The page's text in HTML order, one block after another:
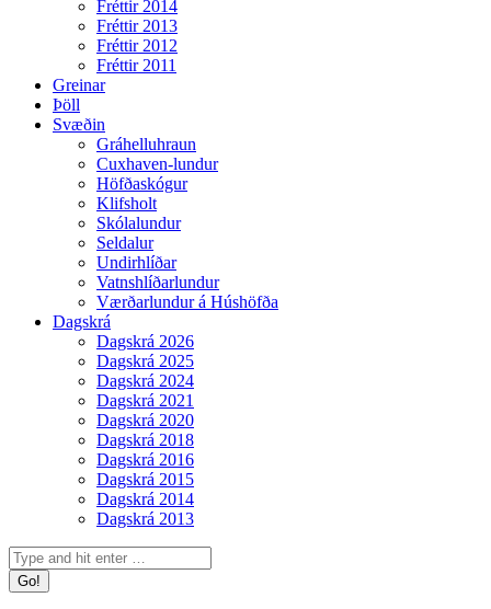
Fréttir 2014
Fréttir 2013
Fréttir 2012
Fréttir 2011
Greinar
Þöll
Svæðin
Gráhelluhraun
Cuxhaven-lundur
Höfðaskógur
Klifsholt
Skólalundur
Seldalur
Undirhlíðar
Vatnshlíðarlundur
Værðarlundur á Húshöfða
Dagskrá
Dagskrá 2026
Dagskrá 2025
Dagskrá 2024
Dagskrá 2021
Dagskrá 2020
Dagskrá 2018
Dagskrá 2016
Dagskrá 2015
Dagskrá 2014
Dagskrá 2013
Search: